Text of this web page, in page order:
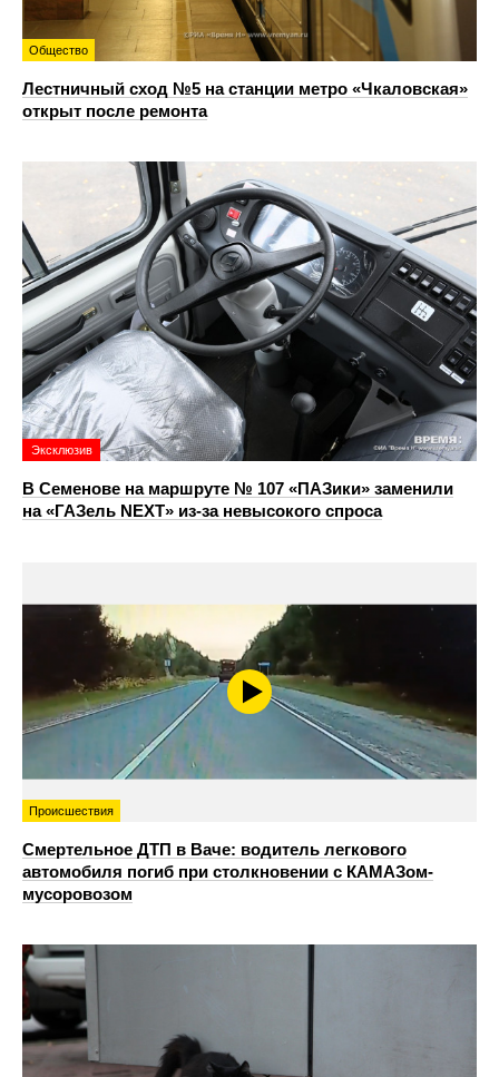
Общество
Лестничный сход №5 на станции метро «Чкаловская»
открыт после ремонта
Эксклюзив
В Семенове на маршруте № 107 «ПАЗики» заменили
на «ГАЗель NEXT» из‑за невысокого спроса
Происшествия
Смертельное ДТП в Ваче: водитель легкового
автомобиля погиб при столкновении с КАМАЗом-
мусоровозом